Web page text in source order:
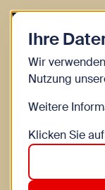
Zurück zur
Kinder
Alle
Ihre
Wir
Nutzung
Weitere
Klicken Sie